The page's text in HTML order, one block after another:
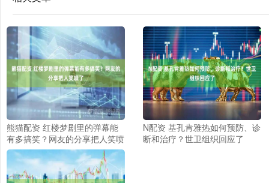
熊猫配资 红楼梦剧里的弹幕能
有多搞笑？网友的分享把人笑喷
了
N配资 基孔肯雅热如何预防、诊
断和治疗？世卫组织回应了